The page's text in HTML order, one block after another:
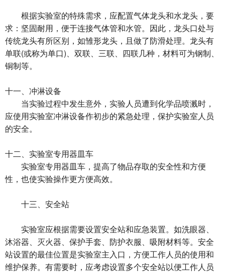
根据实验室的特殊需求，应配置气体龙头和水龙头，要
求：坚固耐用，便于连接气体管和水管。因此，龙头口处与
传统龙头有所区别，如雏形龙头，且做了防滑处理。龙头有
单联(或称为单口)、双联、三联、四联几种，材料可为钢制、
铜制等。
十一、冲淋设备
当实验过程中发生意外，实验人员遭到化学品喷溅时，
应使用实验室冲淋设备作初步的紧急处理，保护实验室人员
的安全。
十二、实验室专用器皿车
实验室专用器皿车，提高了物品存取的安全性和方便
性，也使实验操作更方便高效。
十三、安全站
实验室应根据需要设置安全站和应急装置。如洗眼器、
沐浴器、灭火器、保护手套、防护衣服、吸附材料等。安全
站设置的最佳位置是实验室主入口，方便工作人员的使用和
维护保养。有需要时，应考虑设置多个安全站以便工作人员